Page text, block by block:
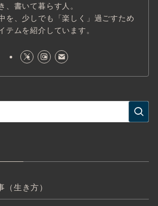
、書いて暮らす人。
を、少しでも「楽しく」過ごすため
テムを紹介しています。
（生き方）